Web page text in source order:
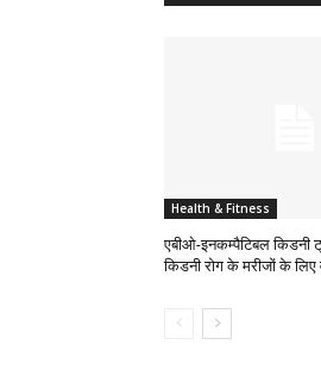
Health & Fitness
एबीओ-इनकम्पैटिबल किडनी
किडनी रोग के मरीजों के लिए